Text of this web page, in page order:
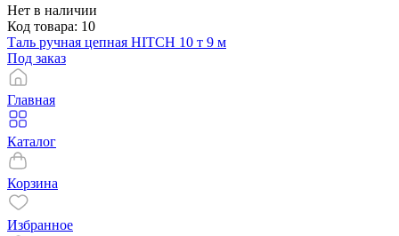
Нет в наличии
Код товара: 10
Таль ручная цепная HITCH 10 т 9 м
Под заказ
Главная
Каталог
Корзина
Избранное